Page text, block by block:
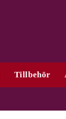
Tillbehör